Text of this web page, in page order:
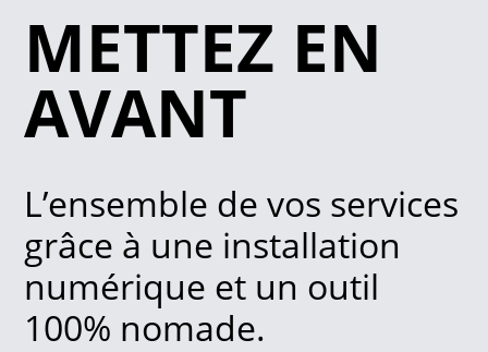
METTEZ EN
AVANT
L’ensemble de vos services
grâce à une installation
numérique et un outil
100% nomade.